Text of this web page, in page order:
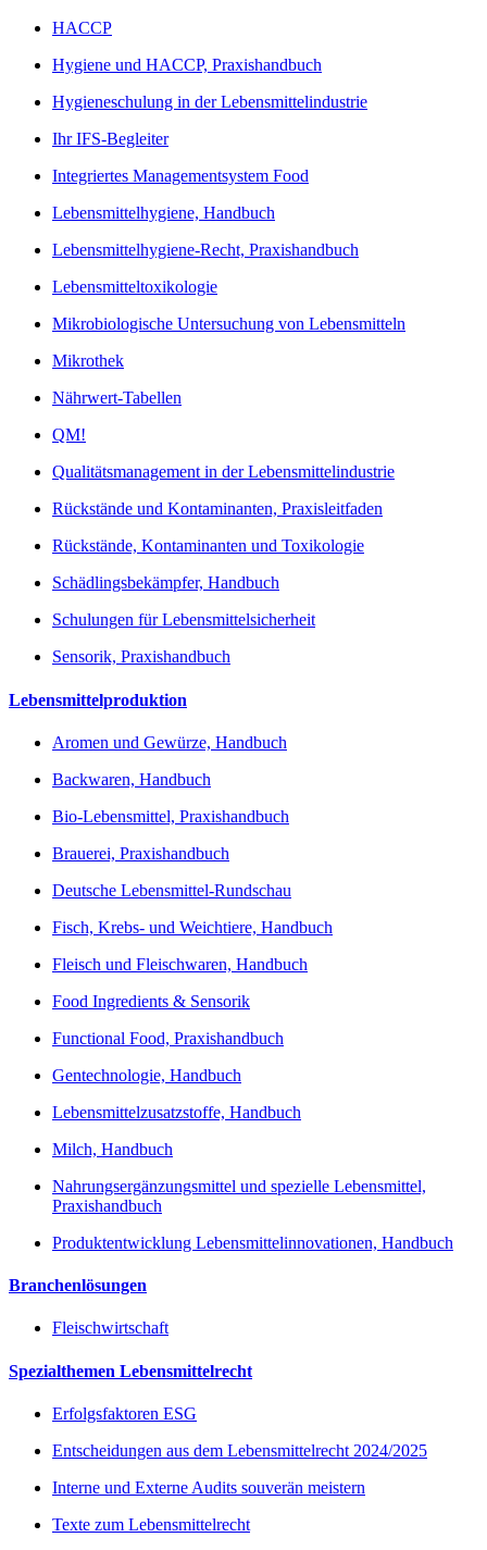
HACCP
Hygiene und HACCP, Praxishandbuch
Hygieneschulung in der Lebensmittelindustrie
Ihr IFS-Begleiter
Integriertes Managementsystem Food
Lebensmittelhygiene, Handbuch
Lebensmittelhygiene-Recht, Praxishandbuch
Lebensmitteltoxikologie
Mikrobiologische Untersuchung von Lebensmitteln
Mikrothek
Nährwert-Tabellen
QM!
Qualitätsmanagement in der Lebensmittelindustrie
Rückstände und Kontaminanten, Praxisleitfaden
Rückstände, Kontaminanten und Toxikologie
Schädlingsbekämpfer, Handbuch
Schulungen für Lebensmittelsicherheit
Sensorik, Praxishandbuch
Lebensmittelproduktion
Aromen und Gewürze, Handbuch
Backwaren, Handbuch
Bio-Lebensmittel, Praxishandbuch
Brauerei, Praxishandbuch
Deutsche Lebensmittel-Rundschau
Fisch, Krebs- und Weichtiere, Handbuch
Fleisch und Fleischwaren, Handbuch
Food Ingredients & Sensorik
Functional Food, Praxishandbuch
Gentechnologie, Handbuch
Lebensmittelzusatzstoffe, Handbuch
Milch, Handbuch
Nahrungsergänzungsmittel und spezielle Lebensmittel,
Praxishandbuch
Produktentwicklung Lebensmittelinnovationen, Handbuch
Branchenlösungen
Fleischwirtschaft
Spezialthemen Lebensmittelrecht
Erfolgsfaktoren ESG
Entscheidungen aus dem Lebensmittelrecht 2024/2025
Interne und Externe Audits souverän meistern
Texte zum Lebensmittelrecht